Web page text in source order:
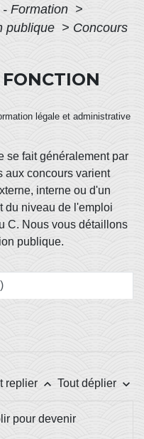
- Formation >
publique > Concours
légale et administrative
se fait généralement par
aux concours varient
interne ou d'un
du niveau de l'emploi
C. Nous vous détaillons
publique.
replier keyboard_arrow_up Tout déplier keyboard_arrow_down
pour devenir